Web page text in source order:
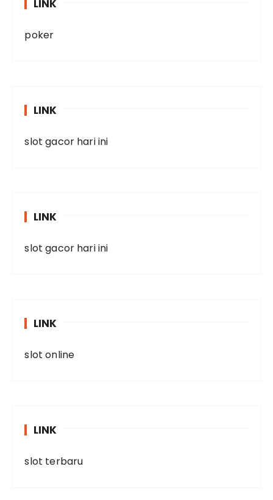
LINK
poker
LINK
slot gacor hari ini
LINK
slot gacor hari ini
LINK
slot online
LINK
slot terbaru